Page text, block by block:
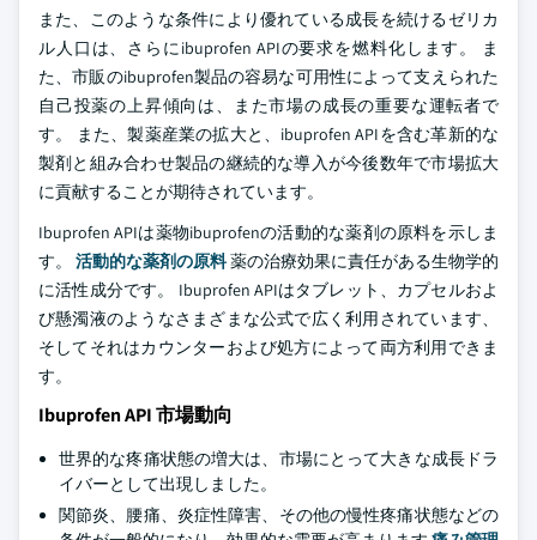
また、このような条件により優れている成長を続けるゼリカ
ル人口は、さらにibuprofen APIの要求を燃料化します。 ま
た、市販のibuprofen製品の容易な可用性によって支えられた
自己投薬の上昇傾向は、また市場の成長の重要な運転者で
す。 また、製薬産業の拡大と、ibuprofen APIを含む革新的な
製剤と組み合わせ製品の継続的な導入が今後数年で市場拡大
に貢献することが期待されています。
Ibuprofen APIは薬物ibuprofenの活動的な薬剤の原料を示しま
す。 活動的な薬剤の原料薬の治療効果に責任がある生物学的
に活性成分です。 Ibuprofen APIはタブレット、カプセルおよ
び懸濁液のようなさまざまな公式で広く利用されています、
そしてそれはカウンターおよび処方によって両方利用できま
す。
Ibuprofen API 市場動向
世界的な疼痛状態の増大は、市場にとって大きな成長ドラ
イバーとして出現しました。
関節炎、腰痛、炎症性障害、その他の慢性疼痛状態などの